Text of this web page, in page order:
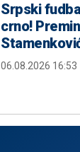
Srpski
crno!
06.08.2026 16:53